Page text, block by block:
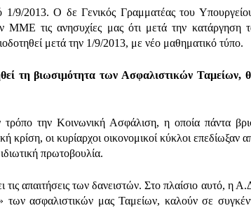
9/2013. Ο δε Γενικός Γραμματέας του
ΜΜΕ τις ανησυχίες μας ότι μετά την κατάργηση
μετά την 1/9/2013, με νέο μαθηματικό τύπο.
τη βιωσιμότητα των Ασφαλιστικών Ταμείων,
την Κοινωνική Ασφάλιση, η οποία πάντα
κρίση, οι κυρίαρχοι οικονομικοί κύκλοι επεδίωξαν
πρωτοβουλία.
απαιτήσεις των δανειστών. Στο πλαίσιο αυτό, η
των ασφαλιστικών μας Ταμείων, καλούν σε